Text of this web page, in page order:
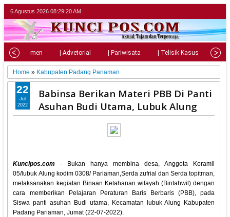
6 Agustus 2026 08:29:22 AM
| Parlemen | Advetorial | Pariwisata | Telisik Kasus |
Home » Kabupaten Padang Pariaman
Babinsa Berikan Materi PBB Di Panti
Asuhan Budi Utama, Lubuk Alung
Kuncipos.com - Bukan hanya membina desa, Anggota Koramil
05/lubuk Alung kodim 0308/ Pariaman,Serda zufrial dan Serda topitman,
melaksanakan kegiatan Binaan Ketahanan wilayah (Bintahwil) dengan
cara memberikan Pelajaran Peraturan Baris Berbaris (PBB), pada
Siswa panti asuhan Budi utama, Kecamatan lubuk Alung Kabupaten
Padang Pariaman, Jumat (22-07-2022).
22
Jul
2022